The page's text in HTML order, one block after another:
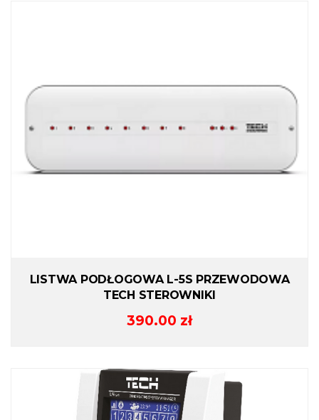
LISTWA PODŁOGOWA L-5S PRZEWODOWA
TECH STEROWNIKI
390.00 zł